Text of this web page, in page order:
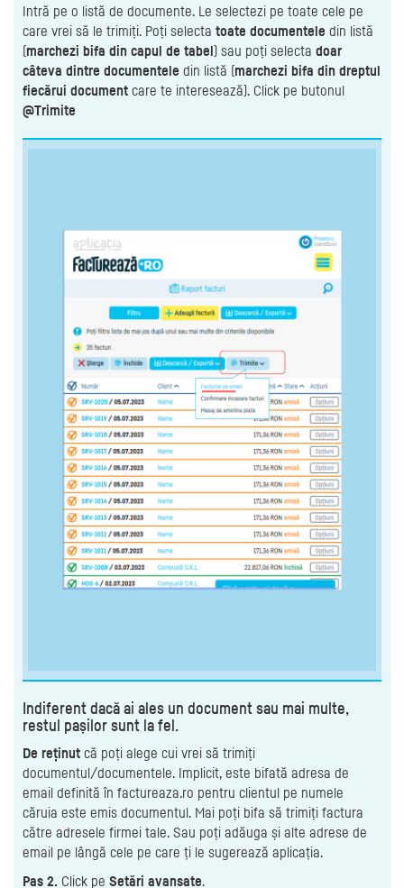
Intră pe o listă de documente. Le selectezi pe toate cele pe
care vrei să le trimiți. Poți selecta toate documentele din listă
(marchezi bifa din capul de tabel) sau poți selecta doar
câteva dintre documentele din listă (marchezi bifa din dreptul
fiecărui document care te interesează). Click pe butonul
@Trimite
Indiferent dacă ai ales un document sau mai multe,
restul pașilor sunt la fel.
De reținut că poți alege cui vrei să trimiți
documentul/documentele. Implicit, este bifată adresa de
email definită în factureaza.ro pentru clientul pe numele
căruia este emis documentul. Mai poți bifa să trimiți factura
către adresele firmei tale. Sau poți adăuga și alte adrese de
email pe lângă cele pe care ți le sugerează aplicația.
Pas 2. Click pe Setări avansate.